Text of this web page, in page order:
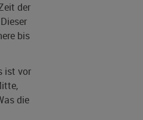
der
bis
ist vor
die